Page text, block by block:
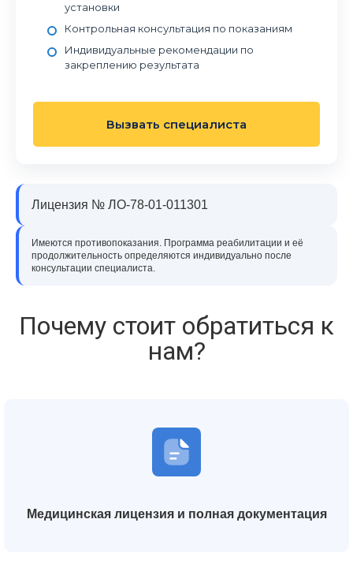
установки
Контрольная консультация по показаниям
Индивидуальные рекомендации по
закреплению результата
Вызвать специалиста
Лицензия № ЛО-78-01-011301
Имеются противопоказания. Программа реабилитации и её
продолжительность определяются индивидуально после
консультации специалиста.
Почему стоит обратиться к
нам?
Медицинская лицензия и полная документация